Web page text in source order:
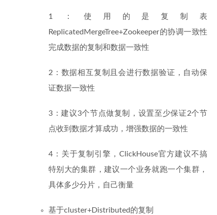
1：使用的是复制表
ReplicatedMergeTree+Zookeeper的协调一致性
完成数据的复制和数据一致性
2：数据相互复制且会进行数据验证，自动保
证数据一致性
3：建议3个节点做复制，设置至少保证2个节
点收到数据才算成功，增强数据的一致性
4：关于复制引擎，ClickHouse官方建议不搞
特别大的集群，建议一个业务就跑一个集群，
具体多少分片，自己衡量
基于cluster+Distributed的复制